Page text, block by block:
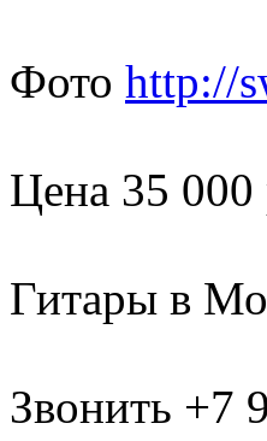
Фото http://
Цена 35 000
Гитары в
Звонить +7